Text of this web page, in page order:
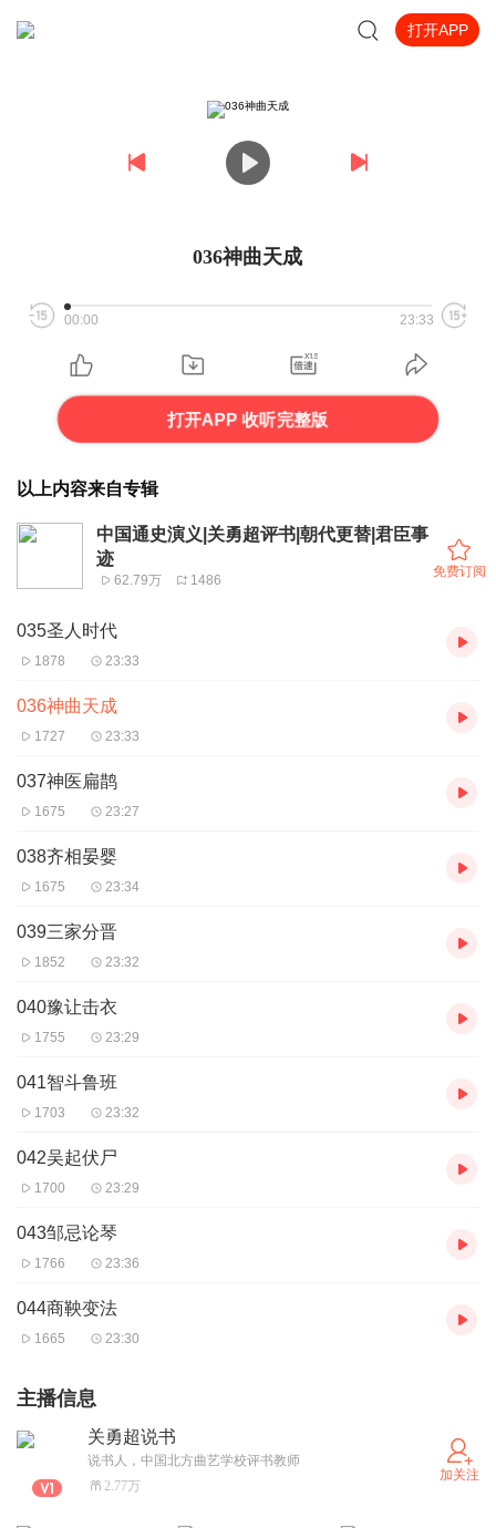
打开APP
036神曲天成
00:00 23:33
打开APP 收听完整版
以上内容来自专辑
中国通史演义|关勇超评书|朝代更替|君臣事
迹
62.79万 1486
免费订阅
035圣人时代
1878 23:33
036神曲天成
1727 23:33
037神医扁鹊
1675 23:27
038齐相晏婴
1675 23:34
039三家分晋
1852 23:32
040豫让击衣
1755 23:29
041智斗鲁班
1703 23:32
042吴起伏尸
1700 23:29
043邹忌论琴
1766 23:36
044商鞅变法
1665 23:30
主播信息
关勇超说书
说书人，中国北方曲艺学校评书教师
2.77万
加关注